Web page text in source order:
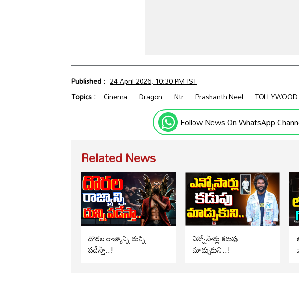
Published : 24 April 2026, 10:30 PM IST
Topics : Cinema Dragon Ntr Prashanth Neel TOLLYWOOD
Follow News On WhatsApp
Related News
దొరల రాజ్యాన్ని దున్ని
పడేస్తా..!
ఎన్నోసార్లు కడుపు
మాడ్చుకుని..!